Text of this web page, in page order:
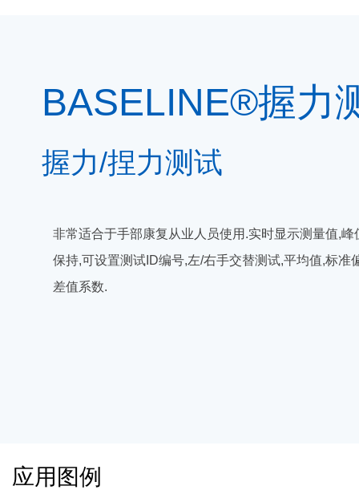
BASELINE®握力
握力/捏力测试
非常适合于手部康复从业人员使用.实时显示测量值,峰
保持,可设置测试ID编号,左/右手交替测试,平均值,标准
差值系数.
应用图例